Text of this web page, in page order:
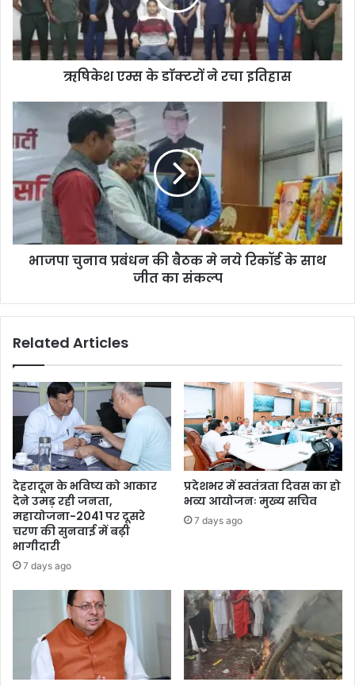
ऋषिकेश एम्स के डाॅक्टरों ने रचा इतिहास
भाजपा चुनाव प्रबंधन की बैठक मे नये रिकॉर्ड के साथ
जीत का संकल्प
Related Articles
देहरादून के भविष्य को आकार
देने उमड़ रही जनता,
महायोजना-2041 पर दूसरे
चरण की सुनवाई में बढ़ी
भागीदारी
7 days ago
प्रदेशभर में स्वतंत्रता दिवस का हो
भव्य आयोजनः मुख्य सचिव
7 days ago